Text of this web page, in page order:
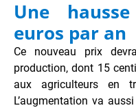
Une
euros par an
Ce nouveau prix
production, dont 15
aux agriculteurs en
L’augmentation va